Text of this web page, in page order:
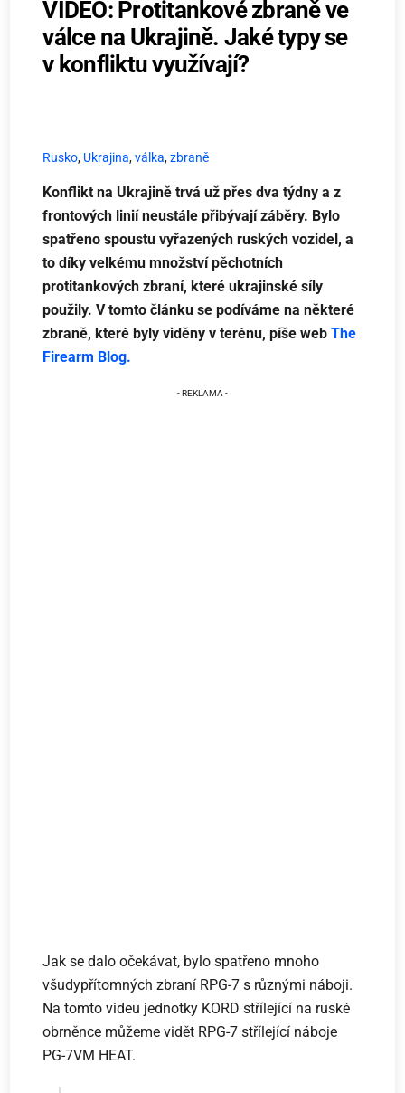
VIDEO: Protitankové zbraně ve
válce na Ukrajině. Jaké typy se
v konfliktu využívají?
Rusko, Ukrajina,válka,zbraně
Konflikt na Ukrajině trvá už přes dva týdny a z
frontových linií neustále přibývají záběry. Bylo
spatřeno spoustu vyřazených ruských vozidel, a
to díky velkému množství pěchotních
protitankových zbraní, které ukrajinské síly
použily. V tomto článku se podíváme na některé
zbraně, které byly viděny v terénu, píše webThe
Firearm Blog.
Jak se dalo očekávat, bylo spatřeno mnoho
všudypřítomných zbraní RPG-7 s různými náboji.
Na tomto videu jednotky KORD střílející na ruské
obrněnce můžeme vidět RPG-7 střílející náboje
PG-7VM HEAT.